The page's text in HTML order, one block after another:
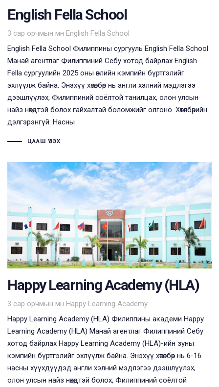
English Fella School
3 сар орчмын өмнө
Tags
English Fella School
English Fella School Филиппины сургууль English Fella School
Манай агентлаг Филиппиний Себу хотод байрлах English
Fella сургуулийн 2025 оны өвлийн кэмпийн бүртгэлийг
эхлүүлж байна. Энэхүү хөтөлбөр нь англи хэлний мэдлэгээ
дээшлүүлэх, Филиппиний соёлтой танилцах, олон улсын
найз нөхөдтэй болох гайхалтай боломжийг олгоно. Хөтөлбөрийн
дэлгэрэнгүй: Насны
ЦААШ ҮЗЭХ
Happy Learning Academy (HLA)
3 сар орчмын өмнө
Tags
Happy Learning Academy
Happy Learning Academy (HLA) Филиппины академи Happy
Learning Academy (HLA) Манай агентлаг Филиппиний Себу
хотод байрлах Happy Learning Academy (HLA)-ийн зуны
кэмпийн бүртгэлийг эхлүүлж байна. Энэхүү хөтөлбөр нь 6-16
насны хүүхдүүдэд англи хэлний мэдлэгээ дээшлүүлэх,
олон улсын найз нөхөдтэй болох, Филиппиний соёлтой